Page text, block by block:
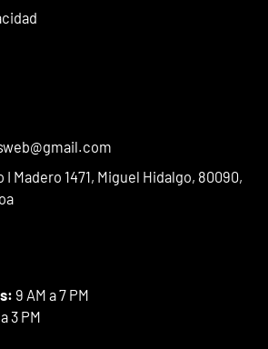
Madero 1471, Miguel Hidalgo, 80090,
9 AM a 7 PM
3 PM